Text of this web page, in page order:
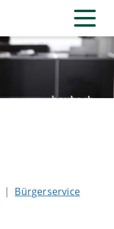
Bürgerservice